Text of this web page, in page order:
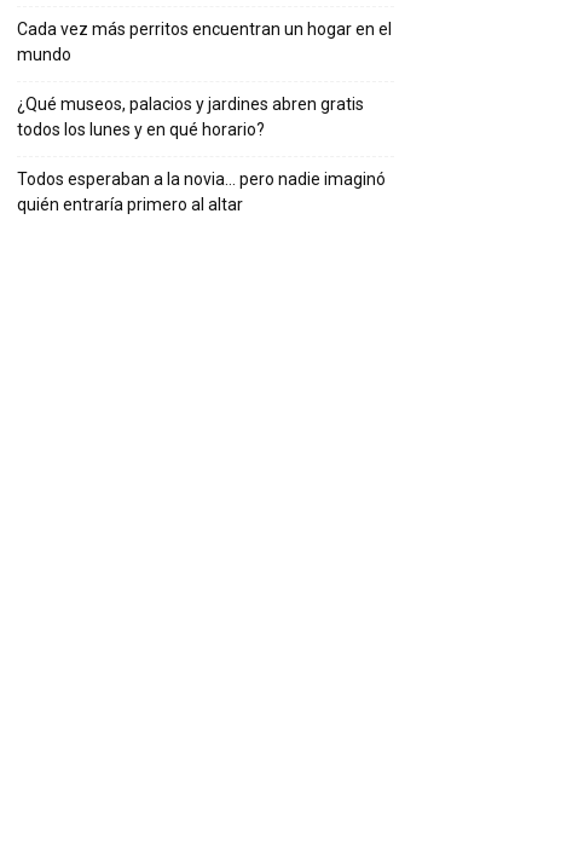
Cada vez más perritos encuentran un hogar en el
mundo
¿Qué museos, palacios y jardines abren gratis
todos los lunes y en qué horario?
Todos esperaban a la novia… pero nadie imaginó
quién entraría primero al altar